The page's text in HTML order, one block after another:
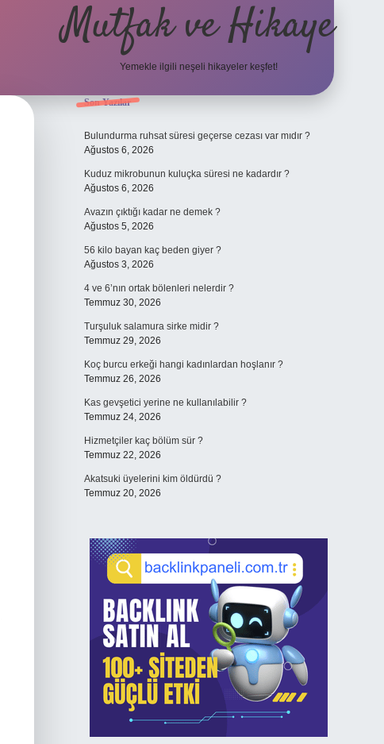
Mutfak ve Hikaye
Yemekle ilgili neşeli hikayeler keşfet!
Sidebar
Son Yazılar
Bulundurma ruhsat süresi geçerse cezası var mıdır ?
Ağustos 6, 2026
Kuduz mikrobunun kuluçka süresi ne kadardır ?
Ağustos 6, 2026
Avazın çıktığı kadar ne demek ?
Ağustos 5, 2026
56 kilo bayan kaç beden giyer ?
Ağustos 3, 2026
4 ve 6’nın ortak bölenleri nelerdir ?
Temmuz 30, 2026
Turşuluk salamura sirke midir ?
Temmuz 29, 2026
Koç burcu erkeği hangi kadınlardan hoşlanır ?
Temmuz 26, 2026
Kas gevşetici yerine ne kullanılabilir ?
Temmuz 24, 2026
Hizmetçiler kaç bölüm sür ?
Temmuz 22, 2026
Akatsuki üyelerini kim öldürdü ?
Temmuz 20, 2026